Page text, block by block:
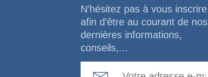
N’hésitez pas à vous inscrire
afin d’être au courant de nos
dernières informations,
conseils,...